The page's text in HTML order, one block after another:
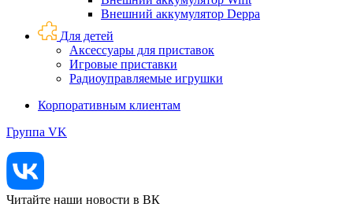
Внешний аккумулятор Deppa
Для детей
Аксессуары для приставок
Игровые приставки
Радиоуправляемые игрушки
Корпоративным клиентам
Группа VK
Читайте наши новости в ВК